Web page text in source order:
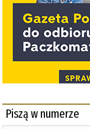
Piszą w numerze